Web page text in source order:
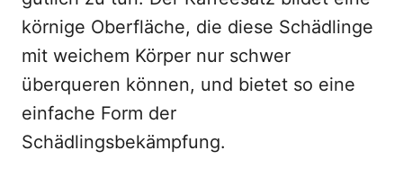
körnige Oberfläche, die diese Schädlinge
mit weichem Körper nur schwer
überqueren können, und bietet so eine
einfache Form der
Schädlingsbekämpfung.